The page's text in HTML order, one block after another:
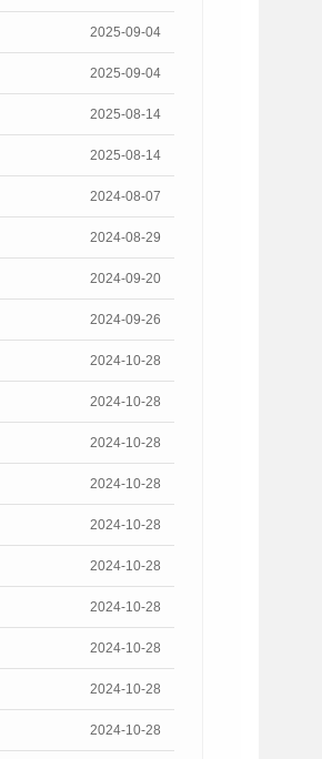
2025-09-04
2025-09-04
2025-08-14
2025-08-14
2024-08-07
2024-08-29
2024-09-20
2024-09-26
2024-10-28
2024-10-28
2024-10-28
2024-10-28
2024-10-28
2024-10-28
2024-10-28
2024-10-28
2024-10-28
2024-10-28